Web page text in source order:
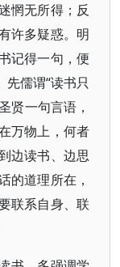
惘无所得；反
许多疑惑。明
记得一句，便
儒谓“读书只
贤一句言语，
万物上，何者
边读书、边思
的道理所在，
联系自身、联